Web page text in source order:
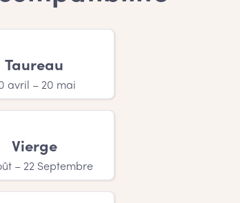
est sûre, c’est que votre
Taureau
avril – 20 mai
Vierge
– 22 Septembre